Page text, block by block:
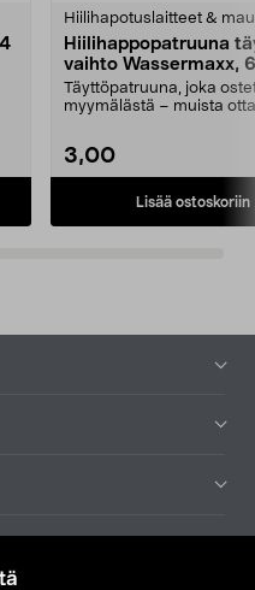
Hiilihapotuslaitteet &
Hiilihappopatruuna
vaihto Wassermaxx,
Täyttöpatruuna, joka
myymälästä – muista
3,00
Lisää ostoskoriin